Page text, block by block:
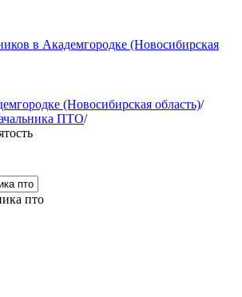
в Академгородке (Новосибирская
(Новосибирская область)/
ПТО/
пто